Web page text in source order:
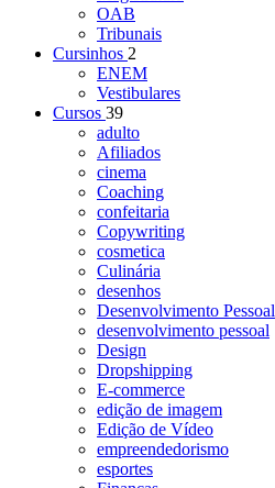
OAB
Tribunais
Cursinhos 2
ENEM
Vestibulares
Cursos 39
adulto
Afiliados
cinema
Coaching
confeitaria
Copywriting
cosmetica
Culinária
desenhos
Desenvolvimento Pessoal
desenvolvimento pessoal
Design
Dropshipping
E-commerce
edição de imagem
Edição de Vídeo
empreendedorismo
esportes